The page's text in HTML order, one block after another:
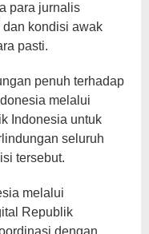
para jurnalis
dan kondisi awak
pasti.
penuh terhadap
melalui
Indonesia untuk
seluruh
tersebut.
melalui
Republik